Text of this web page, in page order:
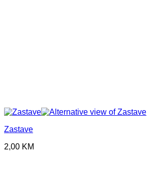
Zastave
2,00 KM